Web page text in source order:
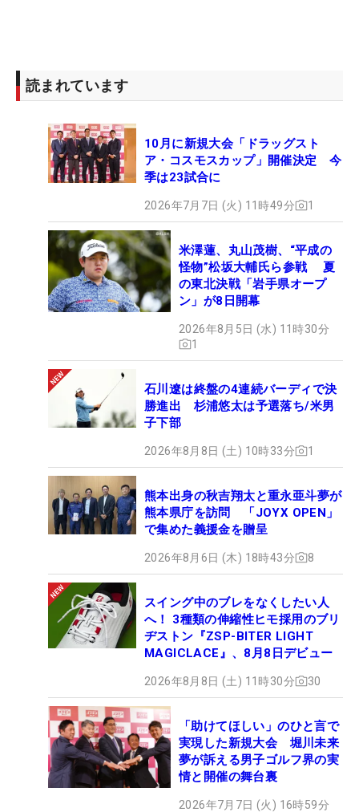
読まれています
10月に新規大会「ドラッグスト
ア・コスモスカップ」開催決定 今
季は23試合に
2026年7月7日 (火) 11時49分 1
米澤蓮、丸山茂樹、“平成の
怪物”松坂大輔氏ら参戦 夏
の東北決戦「岩手県オープ
ン」が8日開幕
2026年8月5日 (水) 11時30分
1
石川遼は終盤の4連続バーディで決
勝進出 杉浦悠太は予選落ち/米男
子下部
2026年8月8日 (土) 10時33分 1
熊本出身の秋吉翔太と重永亜斗夢が
熊本県庁を訪問 「JOYX OPEN」
で集めた義援金を贈呈
2026年8月6日 (木) 18時43分 8
スイング中のブレをなくしたい人
へ！ 3種類の伸縮性ヒモ採用のブリ
ヂストン『ZSP-BITER LIGHT
MAGICLACE』、8月8日デビュー
2026年8月8日 (土) 11時30分 30
「助けてほしい」のひと言で
実現した新規大会 堀川未来
夢が訴える男子ゴルフ界の実
情と開催の舞台裏
2026年7月7日 (火) 16時59分